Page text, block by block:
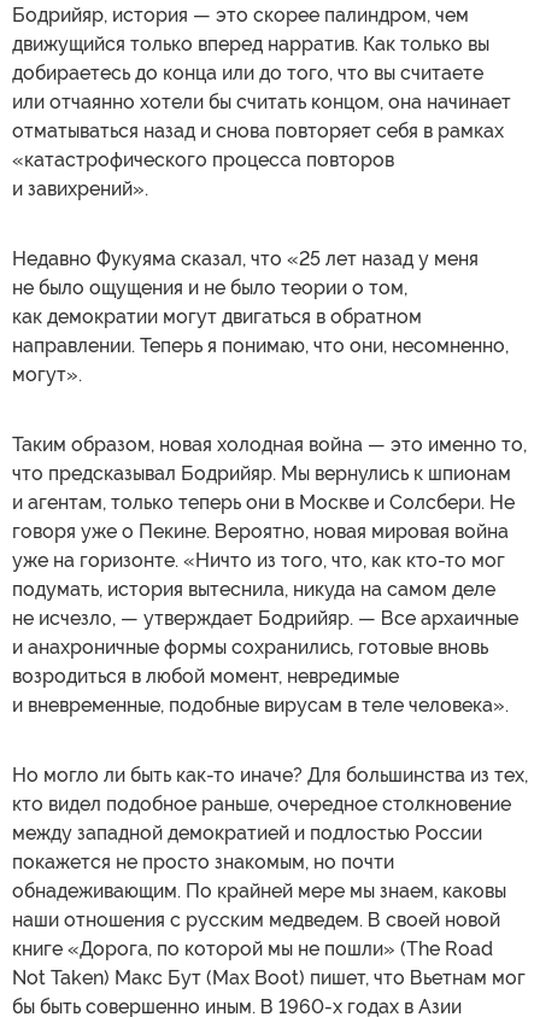
Бодрийяр, история — это скорее палиндром, чем
движущийся только вперед нарратив. Как только вы
добираетесь до конца или до того, что вы считаете
или отчаянно хотели бы считать концом, она начинает
отматываться назад и снова повторяет себя в рамках
«катастрофического процесса повторов
и завихрений».
Недавно Фукуяма сказал, что «25 лет назад у меня
не было ощущения и не было теории о том,
как демократии могут двигаться в обратном
направлении. Теперь я понимаю, что они, несомненно,
могут».
Таким образом, новая холодная война — это именно то,
что предсказывал Бодрийяр. Мы вернулись к шпионам
и агентам, только теперь они в Москве и Солсбери. Не
говоря уже о Пекине. Вероятно, новая мировая война
уже на горизонте. «Ничто из того, что, как кто-то мог
подумать, история вытеснила, никуда на самом деле
не исчезло, — утверждает Бодрийяр. — Все архаичные
и анахроничные формы сохранились, готовые вновь
возродиться в любой момент, невредимые
и вневременные, подобные вирусам в теле человека».
Но могло ли быть как-то иначе? Для большинства из тех,
кто видел подобное раньше, очередное столкновение
между западной демократией и подлостью России
покажется не просто знакомым, но почти
обнадеживающим. По крайней мере мы знаем, каковы
наши отношения с русским медведем. В своей новой
книге «Дорога, по которой мы не пошли» (The Road
Not Taken) Макс Бут (Max Boot) пишет, что Вьетнам мог
бы быть совершенно иным. В 1960-х годах в Азии